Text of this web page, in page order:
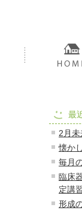
最
2月
懐か
毎月
臨床
定講
形成